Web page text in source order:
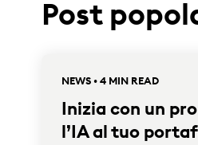
Post
NEWS • 4 MIN READ
Inizia con un
l’IA al tuo